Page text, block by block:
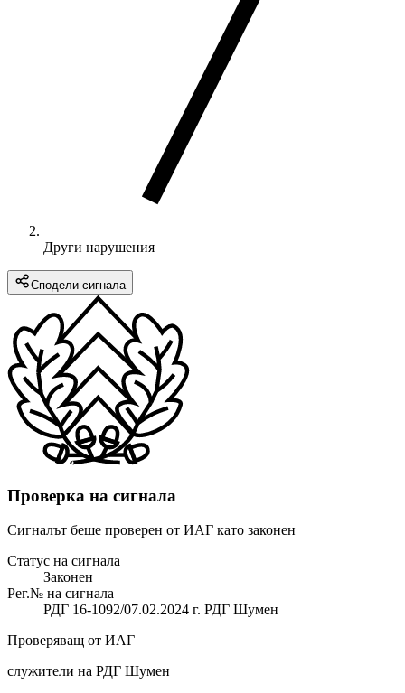
Други нарушения
Сподели сигнала
Проверка на сигнала
Сигналът беше проверен от ИАГ като законен
Статус на сигнала
Законен
Рег.№ на сигнала
РДГ 16-1092/07.02.2024 г. РДГ Шумен
Проверяващ от ИАГ
служители на РДГ Шумен